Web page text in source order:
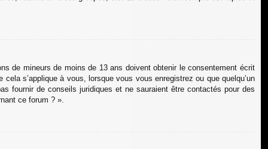
de mineurs de moins de 13 ans doivent obtenir le consentement écrit
s’applique à vous, lorsque vous vous enregistrez ou que quelqu’un
fournir de conseils juridiques et ne sauraient être contactés pour des
ce forum ? ».